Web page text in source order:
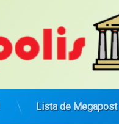
Lista de Megapost